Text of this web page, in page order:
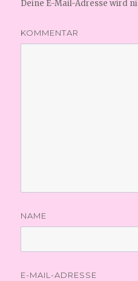
Deine E-Mail-Adresse wird
KOMMENTAR
NAME
E-MAIL-ADRESSE